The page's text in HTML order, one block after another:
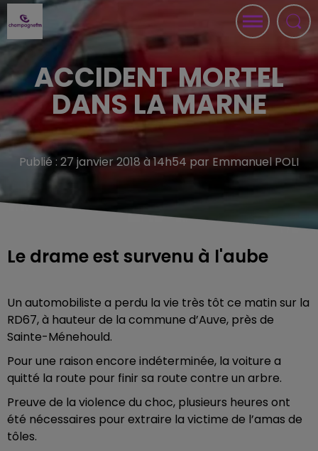
ACCIDENT MORTEL
DANS LA MARNE
Publié : 27 janvier 2018 à 14h54 par Emmanuel POLI
Le drame est survenu à l'aube
Un automobiliste a perdu la vie très tôt ce matin sur la
RD67, à hauteur de la commune d’Auve, près de
Sainte-Ménehould.
Pour une raison encore indéterminée, la voiture a
quitté la route pour finir sa route contre un arbre.
Preuve de la violence du choc, plusieurs heures ont
été nécessaires pour extraire la victime de l’amas de
tôles.